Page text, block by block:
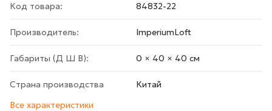
Код товара: 84832-22
Производитель: ImperiumLoft
Габариты (Д Ш В): 0 × 40 × 40 cм
Страна производства
Китай
Все характеристики